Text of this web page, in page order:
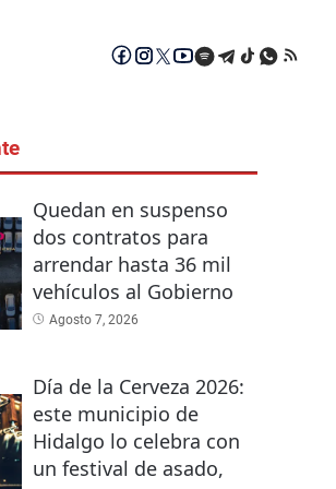
Quedan en suspenso
dos contratos para
arrendar hasta 36 mil
vehículos al Gobierno
Agosto 7, 2026
Día de la Cerveza 2026:
este municipio de
Hidalgo lo celebra con
un festival de asado,